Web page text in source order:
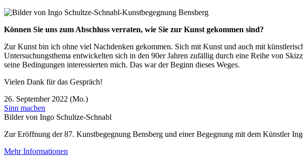
Können Sie uns zum Abschluss verraten, wie Sie zur Kunst gekommen sind?
Zur Kunst bin ich ohne viel Nachdenken gekommen. Sich mit Kunst und auch mit
Untersuchungsthema entwickelten sich in den 90er Jahren zufällig durch eine Reihe von
seine Bedingungen interessierten mich. Das war der Beginn dieses Weges.
Vielen Dank für das Gespräch!
26. September 2022 (Mo.)
Sinn machen
Bilder von Ingo Schultze-Schnabl
Zur Eröffnung der 87. Kunstbegegnung Bensberg und einer Begegnung mit dem Künstler
Mehr Informationen